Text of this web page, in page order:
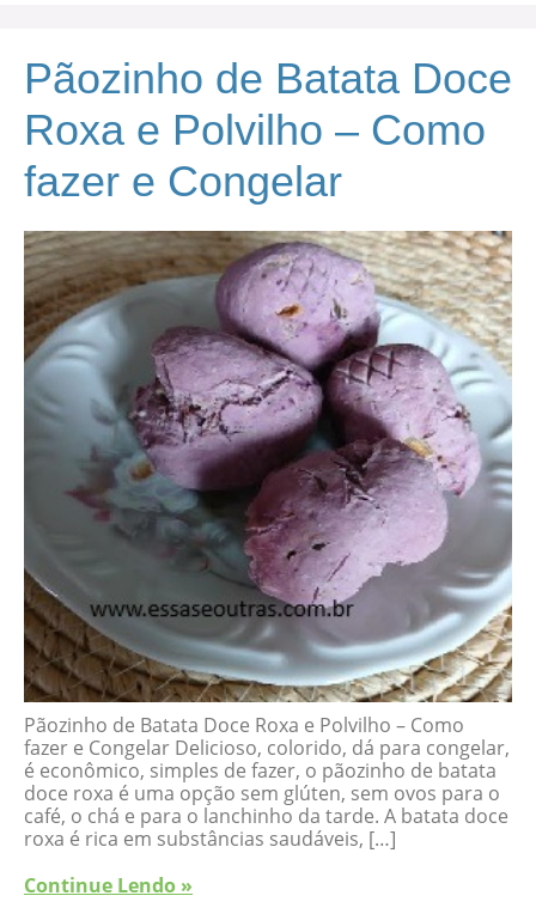
Pãozinho de Batata Doce
Roxa e Polvilho – Como
fazer e Congelar
Pãozinho de Batata Doce Roxa e Polvilho – Como
fazer e Congelar Delicioso, colorido, dá para congelar,
é econômico, simples de fazer, o pãozinho de batata
doce roxa é uma opção sem glúten, sem ovos para o
café, o chá e para o lanchinho da tarde. A batata doce
roxa é rica em substâncias saudáveis, […]
Continue Lendo »